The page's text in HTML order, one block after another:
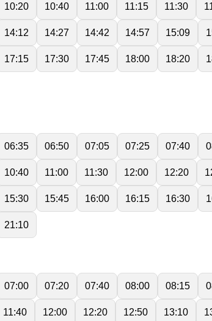
10:20 10:40 11:00 11:15 11:30
14:12 14:27 14:42 14:57 15:09
17:15 17:30 17:45 18:00 18:20
06:35 06:50 07:05 07:25 07:40
10:40 11:00 11:30 12:00 12:20
15:30 15:45 16:00 16:15 16:30
21:10
07:00 07:20 07:40 08:00 08:15
11:40 12:00 12:20 12:50 13:10